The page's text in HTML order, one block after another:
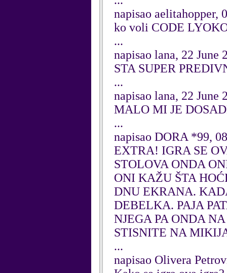
napisao aelitahopper,
ko voli CODE
...
napisao lana, 22 June
STA SUPER
...
napisao lana, 22 June
MALO MI JE
...
napisao DORA *99,
EXTRA! IGRA SE
STOLOVA ONDA
ONI KAŽU ŠTA
DNU EKRANA.
DEBELKA. PAJA
NJEGA PA ONDA
STISNITE NA
...
napisao Olivera